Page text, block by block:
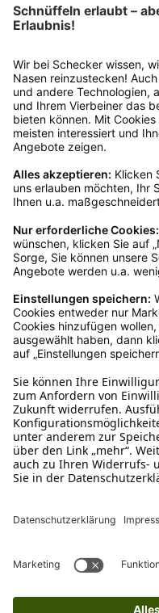
*Dein Gutscheincode ist einmalig
und nicht auszahlbar. Gültig 6
Klicks werten wir anonym aus –
Sperrung oder Löschung
Angebote per Mail (§7 Abs. 3
an datenschutz@schecker.de.
Kundenservice
Mo – Fr 9 – 17 Uhr,
Ruf uns an
04942-60 64 080
Schreibe uns
verkauf@schecker.de
WhatsApp Support
+49 1520 8997191
Tritt unserem
Barrierefreiheitserklärung